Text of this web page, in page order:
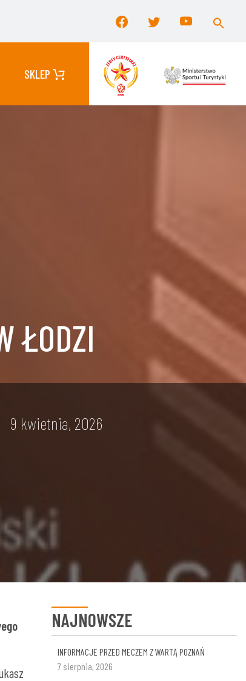
SKLEP
ŁODZI
9 kwietnia, 2026
NAJNOWSZE
INFORMACJE PRZED MECZEM Z WARTĄ POZNAŃ
7 sierpnia, 2026